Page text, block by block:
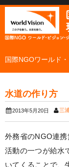
国際NGOワールド
水道の作り方
2013年5月20日 三
外務省のNGO連
活動の一つが給水
いてくることで、